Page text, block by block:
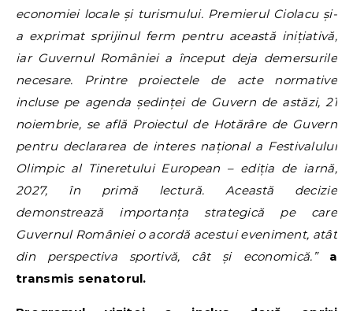
economiei locale și turismului. Premierul Ciolacu și-
a exprimat sprijinul ferm pentru această inițiativă,
iar Guvernul României a început deja demersurile
necesare. Printre proiectele de acte normative
incluse pe agenda ședinței de Guvern de astăzi, 21
noiembrie, se află Proiectul de Hotărâre de Guvern
pentru declararea de interes național a Festivalului
Olimpic al Tineretului European – ediția de iarnă,
2027, în primă lectură. Această decizie
demonstrează importanța strategică pe care
Guvernul României o acordă acestui eveniment, atât
din perspectiva sportivă, cât și economică.” a
transmis senatorul.